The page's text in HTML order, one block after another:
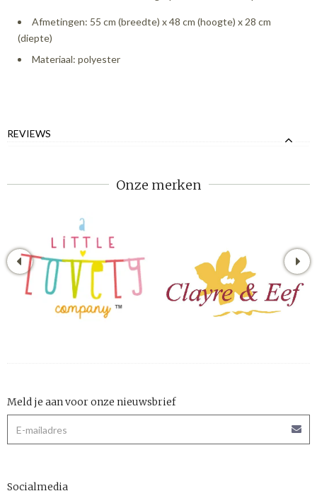
Afmetingen: 55 cm (breedte) x 48 cm (hoogte) x 28 cm
(diepte)
Materiaal: polyester
REVIEWS
Onze merken
Meld je aan voor onze nieuwsbrief
Socialmedia